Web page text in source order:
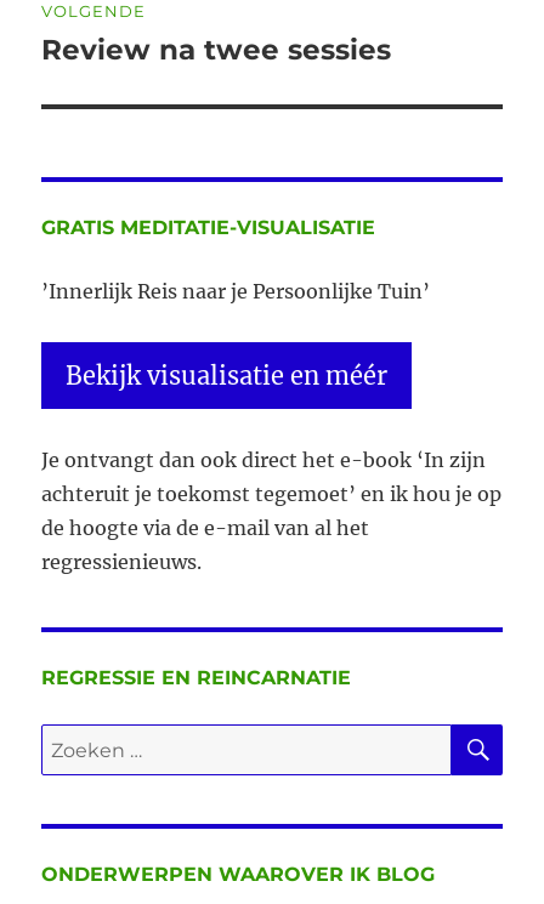
VOLGENDE
Volgend
Review na twee sessies
GRATIS MEDITATIE-VISUALISATIE
’Innerlijk Reis naar je Persoonlijke Tuin’
Bekijk visualisatie en méér
Je ontvangt dan ook direct het e-book ‘In zijn
achteruit je toekomst tegemoet’ en ik hou je op
de hoogte via de e-mail van al het
regressienieuws.
REGRESSIE EN REINCARNATIE
Zoeken
naar:
ONDERWERPEN WAAROVER IK BLOG